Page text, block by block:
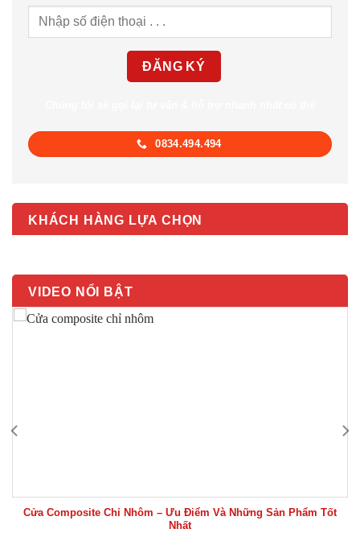
0834.494.494
KHÁCH HÀNG LỰA CHỌN
VIDEO NỔI BẬT
Cửa Composite Chỉ Nhôm – Ưu Điểm Và Những Sản Phẩm Tốt
Nhất